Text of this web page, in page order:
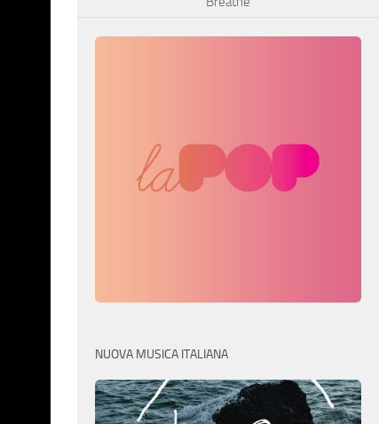
NUOVA MUSICA ITALIANA